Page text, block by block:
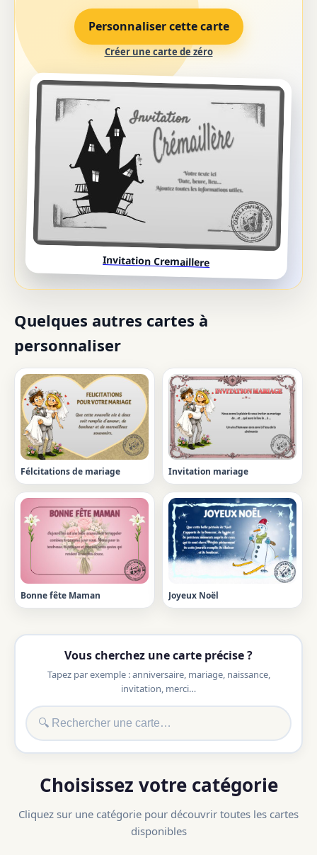
Personnaliser cette carte
Créer une carte de zéro
Invitation Cremaillere
Quelques autres cartes à
personnaliser
Félcitations de mariage Invitation mariage
Bonne fête Maman Joyeux Noël
Vous cherchez une carte précise ?
Tapez par exemple : anniversaire, mariage, naissance,
invitation, merci…
Choisissez votre catégorie
Cliquez sur une catégorie pour découvrir toutes les cartes
disponibles